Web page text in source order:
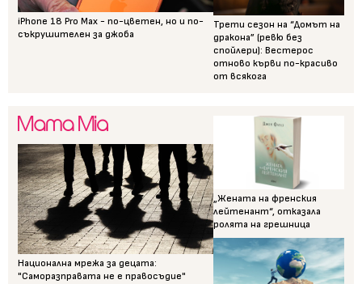
iPhone 18 Pro Max - по-цветен, но и по-
съкрушителен за джоба
Трети сезон на “Домът на
дракона” (ревю без
спойлери): Вестерос
отново кърви по-красиво
от всякога
Национална мрежа за децата:
"Саморазправата не е правосъдие"
„Жената на френския
лейтенант“, отказала
ролята на грешница